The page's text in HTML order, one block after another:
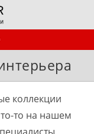
коллекции
то на нашем